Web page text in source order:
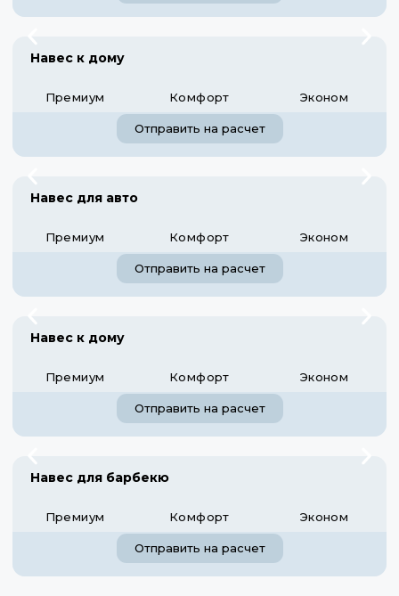
Навес к дому
Премиум Комфорт Эконом
Отправить на расчет
Навес для авто
Премиум Комфорт Эконом
Отправить на расчет
Навес к дому
Премиум Комфорт Эконом
Отправить на расчет
Навес для барбекю
Премиум Комфорт Эконом
Отправить на расчет